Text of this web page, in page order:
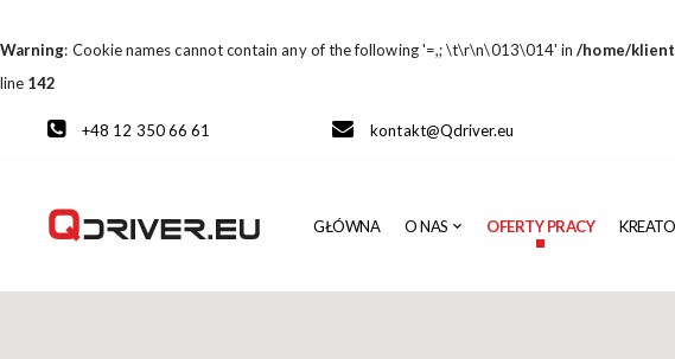
Warning: Cookie names cannot contain any of the following '=,; \t\r\n\013\014' in/home/
line 142
+48 12 350 66 61 kontakt@Qdriver.eu
GŁÓWNA O NAS OFERTY PRACY